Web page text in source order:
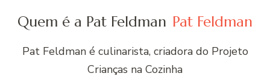
Quem é a Pat Feldman Pat Feldman
Pat Feldman é culinarista, criadora do Projeto
Crianças na Cozinha